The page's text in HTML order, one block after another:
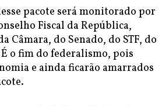
pacote será monitorado por
Fiscal da República,
Câmara, do Senado, do STF, do
o fim do federalismo, pois
e ainda ficarão amarrados